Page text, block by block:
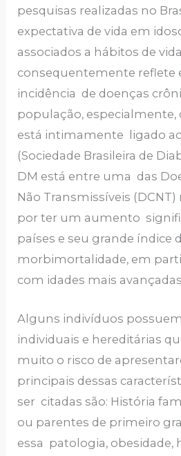
pesquisas realizadas no
expectativa de vida em
associados a hábitos de
consequentemente reflete
incidência de doenças
população, especialmente,
está intimamente ligado
(Sociedade Brasileira de
DM está entre uma das
Não Transmissíveis
por ter um aumento
países e seu grande índice
morbimortalidade, em
com idades mais avançadas
Alguns indivíduos
individuais e hereditárias
muito o risco de
principais dessas
ser citadas são: História
ou parentes de primeiro
essa patologia, obesidade,